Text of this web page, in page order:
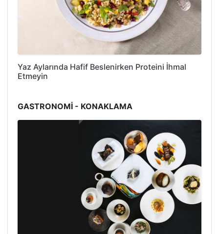
Yaz Aylarında Hafif Beslenirken Proteini İhmal
Etmeyin
GASTRONOMİ - KONAKLAMA